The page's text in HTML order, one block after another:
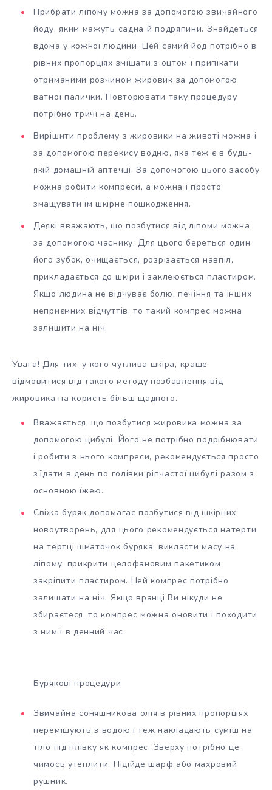
Прибрати ліпому можна за допомогою звичайного
йоду, яким мажуть садна й подряпини. Знайдеться
вдома у кожної людини. Цей самий йод потрібно в
рівних пропорціях змішати з оцтом і припікати
отриманими розчином жировик за допомогою
ватної палички. Повторювати таку процедуру
потрібно тричі на день.
Вирішити проблему з жировики на животі можна і
за допомогою перекису водню, яка теж є в будь-
якій домашній аптечці. За допомогою цього засобу
можна робити компреси, а можна і просто
змащувати їм шкірне пошкодження.
Деякі вважають, що позбутися від ліпоми можна
за допомогою часнику. Для цього береться один
його зубок, очищається, розрізається навпіл,
прикладається до шкіри і заклеюється пластиром.
Якщо людина не відчуває болю, печіння та інших
неприємних відчуттів, то такий компрес можна
залишити на ніч.
Увага! Для тих, у кого чутлива шкіра, краще
відмовитися від такого методу позбавлення від
жировика на користь більш щадного.
Вважається, що позбутися жировика можна за
допомогою цибулі. Його не потрібно подрібнювати
і робити з нього компреси, рекомендується просто
з’їдати в день по голівки ріпчастої цибулі разом з
основною їжею.
Свіжа буряк допомагає позбутися від шкірних
новоутворень, для цього рекомендується натерти
на тертці шматочок буряка, викласти масу на
ліпому, прикрити целофановим пакетиком,
закріпити пластиром. Цей компрес потрібно
залишати на ніч. Якщо вранці Ви нікуди не
збираєтеся, то компрес можна оновити і походити
з ним і в денний час.
Бурякові процедури
Звичайна соняшникова олія в рівних пропорціях
перемішують з водою і теж накладають суміш на
тіло під плівку як компрес. Зверху потрібно це
чимось утеплити. Підійде шарф або махровий
рушник.